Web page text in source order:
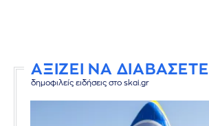
ΑΞΙΖΕΙ ΝΑ ΔΙΑΒΑΣΕΤΕ
δημοφιλείς ειδήσεις στο skai.gr